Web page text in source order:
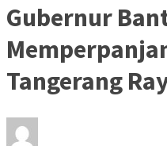
Gubernur
Tangerang